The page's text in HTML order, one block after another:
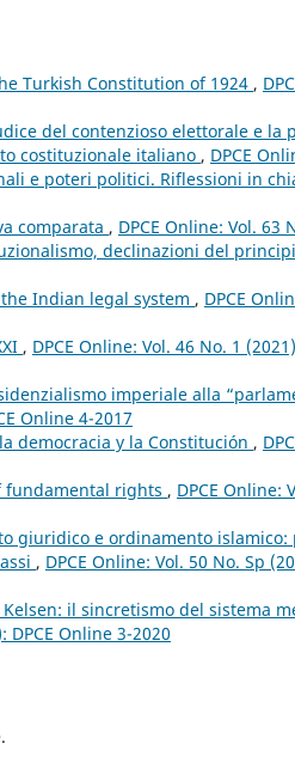
Turkish Constitution of 1924 ,
del contenzioso elettorale e la
costituzionale italiano , DPCE
e poteri politici. Riflessioni in
comparata , DPCE Online: Vol. 63
declinazioni del
Indian legal system , DPCE
, DPCE Online: Vol. 46 No. 1
imperiale alla
Online 4-2017
democracia y la Constitución ,
fundamental rights , DPCE Online:
giuridico e ordinamento islamico:
, DPCE Online: Vol. 50 No. Sp
il sincretismo del sistema
DPCE Online 3-2020